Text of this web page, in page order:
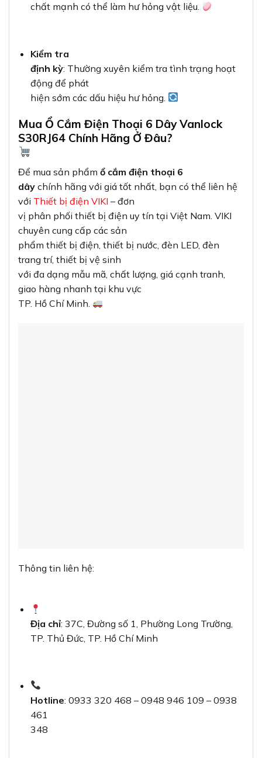
chất mạnh có thể làm hư hỏng vật liệu.
Kiểm tra
định kỳ: Thường xuyên kiểm tra tình trạng hoạt
động để phát
hiện sớm các dấu hiệu hư hỏng.
Mua Ổ Cắm Điện Thoại 6 Dây Vanlock
S30RJ64 Chính Hãng Ở Đâu?
Để mua sản phẩm ổ cắm điện thoại 6
dây chính hãng với giá tốt nhất, bạn có thể liên hệ
với Thiết bị điện VIKI – đơn
vị phân phối thiết bị điện uy tín tại Việt Nam. VIKI
chuyên cung cấp các sản
phẩm thiết bị điện, thiết bị nước, đèn LED, đèn
trang trí, thiết bị vệ sinh
với đa dạng mẫu mã, chất lượng, giá cạnh tranh,
giao hàng nhanh tại khu vực
TP. Hồ Chí Minh.
Thông tin liên hệ:
Địa chỉ: 37C, Đường số 1, Phường Long Trường,
TP. Thủ Đức, TP. Hồ Chí Minh
Hotline: 0933 320 468 – 0948 946 109 – 0938
461
348